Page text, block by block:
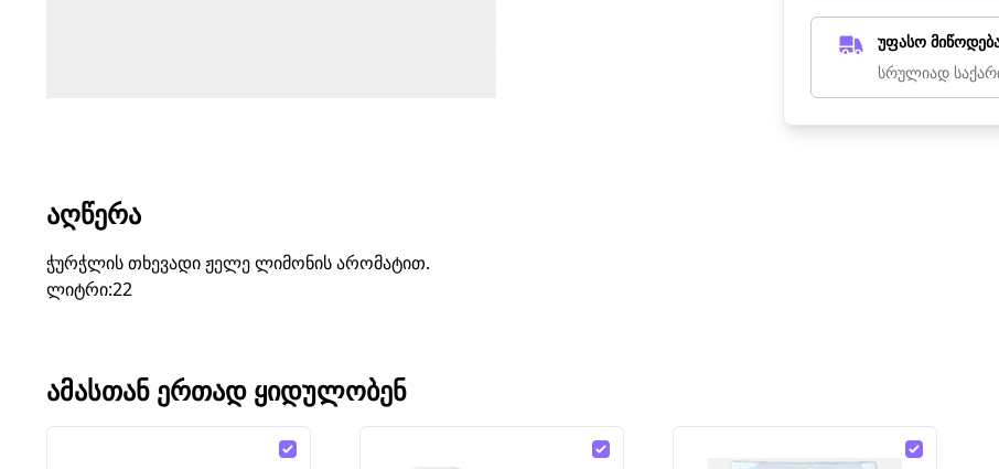
უფასო
სრულიად
ᲐᲦᲬᲔᲠᲐ
ჭურჭლის თხევადი ჟელე ლიმონის არომატით.
ლიტრი:22
ᲐᲛᲐᲡᲗᲐᲜ ᲔᲠᲗᲐᲓ ᲧᲘᲓᲣᲚᲝᲑᲔᲜ